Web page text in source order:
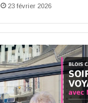
23 février 2026